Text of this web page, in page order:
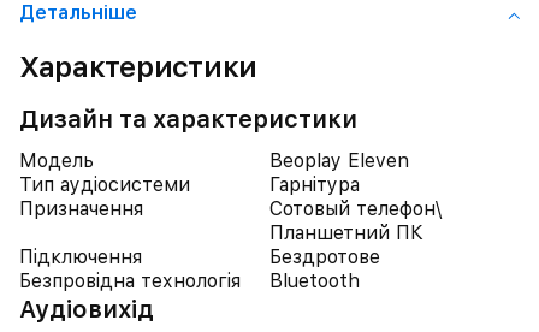
Детальнiше
Характеристики
Дизайн та характеристики
Модель
Beoplay Eleven
Тип аудіосистеми
Гарнітура
Призначення
Сотовый телефон\
Планшетний ПК
Підключення
Бездротове
Безпровідна технологія
Bluetooth
Аудіовихід